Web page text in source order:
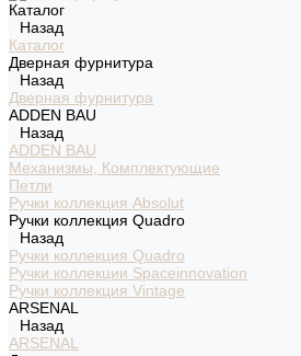
Каталог
Назад
Каталог
Дверная фурнитура
Назад
Дверная фурнитура
ADDEN BAU
Назад
ADDEN BAU
Механизмы, Комплектующие
Петли
Ручки коллекция Absolut
Ручки коллекция Quadro
Назад
Ручки коллекция Quadro
Ручки коллекции Spaceinnovation
Ручки коллекция Vintage
ARSENAL
Назад
ARSENAL